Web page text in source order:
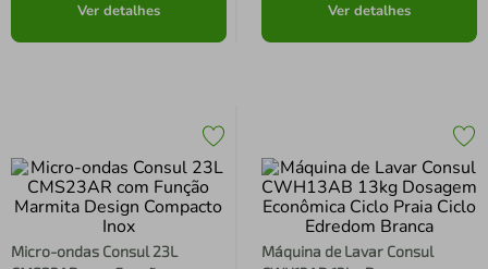
Ver detalhes Ver detalhes
Micro-ondas Consul 23L
Máquina de Lavar Consul